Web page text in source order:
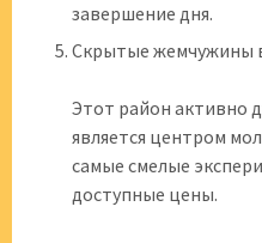
завершение дня.
Скрытые жемчужины
Этот район активно
является центром
самые смелые
доступные цены.